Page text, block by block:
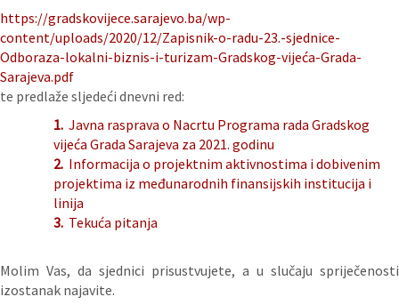
https://gradskovijece.sarajevo.ba/wp-
content/uploads/2020/12/Zapisnik-o-radu-23.-sjednice-
Odboraza-lokalni-biznis-i-turizam-Gradskog-vijeća-Grada-
Sarajeva.pdf
te predlaže sljedeći dnevni red:
1. Javna rasprava o Nacrtu Programa rada Gradskog
vijeća Grada Sarajeva za 2021. godinu
2. Informacija o projektnim aktivnostima i dobivenim
projektima iz međunarodnih finansijskih institucija i
linija
3. Tekuća pitanja
Molim Vas, da sjednici prisustvujete, a u slučaju spriječenosti
izostanak najavite.